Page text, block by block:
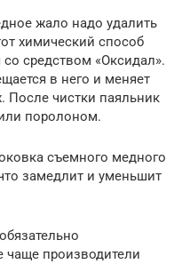
жало надо удалить
химический способ
средством «Оксидал».
в него и меняет
После чистки паяльник
поролоном.
съемного медного
замедлит и уменьшит
чаще производители